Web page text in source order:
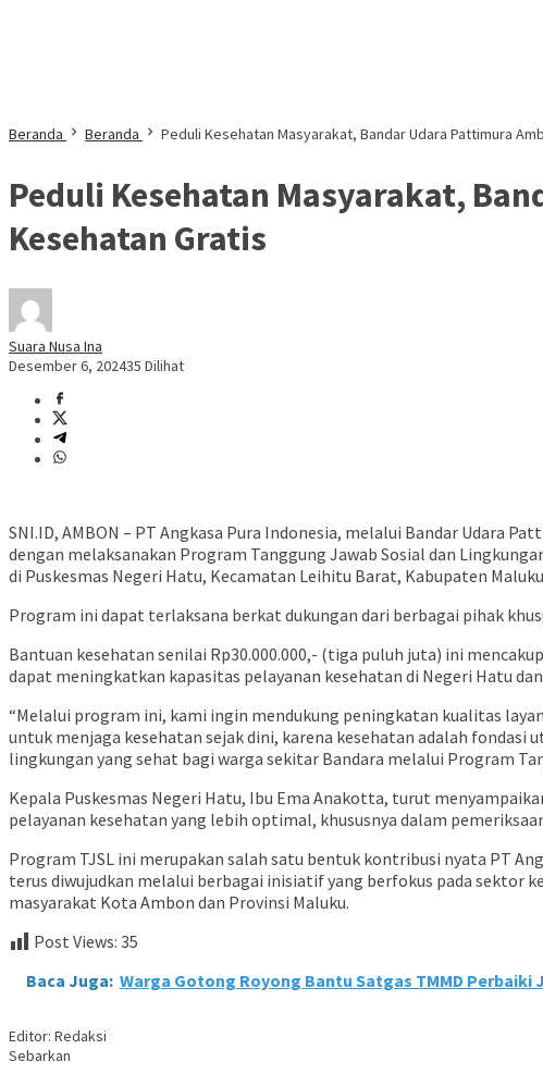
Beranda Beranda Peduli Kesehatan Masyarakat, Bandar Udara Pattimura
Peduli Kesehatan Masyarakat,
Kesehatan Gratis
Suara Nusa Ina
Desember 6, 202435 Dilihat
SNI.ID, AMBON – PT Angkasa Pura Indonesia, melalui Bandar Udara
dengan melaksanakan Program Tanggung Jawab Sosial dan
di Puskesmas Negeri Hatu, Kecamatan Leihitu Barat, Kabupaten
Program ini dapat terlaksana berkat dukungan dari berbagai pihak
Bantuan kesehatan senilai Rp30.000.000,- (tiga puluh juta) ini
dapat meningkatkan kapasitas pelayanan kesehatan di Negeri Hatu
“Melalui program ini, kami ingin mendukung peningkatan kualitas
untuk menjaga kesehatan sejak dini, karena kesehatan adalah
lingkungan yang sehat bagi warga sekitar Bandara melalui Program
Kepala Puskesmas Negeri Hatu, Ibu Ema Anakotta, turut
pelayanan kesehatan yang lebih optimal, khususnya dalam
Program TJSL ini merupakan salah satu bentuk kontribusi nyata PT
terus diwujudkan melalui berbagai inisiatif yang berfokus pada sektor
masyarakat Kota Ambon dan Provinsi Maluku.
Post Views: 35
Baca Juga: Warga Gotong Royong Bantu Satgas TMMD Perbaiki
Editor: Redaksi
Sebarkan